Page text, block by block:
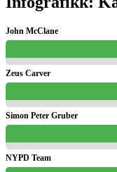
John McClane
Zeus Carver
Simon Peter Gruber
NYPD Team